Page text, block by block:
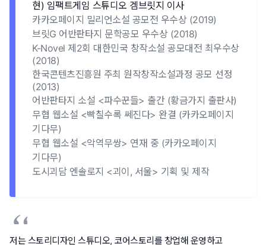
현) 임팩트게임 스튜디오 겜브릿지 이사
카카오페이지 밀리언소설 공모전 우수상 (2019)
브릿G 어반판타지 문학공모 우수상 (2018)
K-Novel 제2회 대한민국 창작소설 공모대전 최우수상
(2018)
한국콘텐츠진흥원 주최 원작창작소설과정 공모 선정
(2013)
어반판타지 소설 <파수꾼들> 출간 (황금가지 출판사)
무협 웹소설 <빡칠수록 쎄진다> 완결 (카카오페이지
기다무)
무협 웹소설 <악역무쌍> 연재 중 (카카오페이지
기다무)
도시괴담 엔솔로지 <괴이, 서울> 기획 및 제작
저는 스토리디자인 스튜디오, 코어스토리를 창업해 운영하고